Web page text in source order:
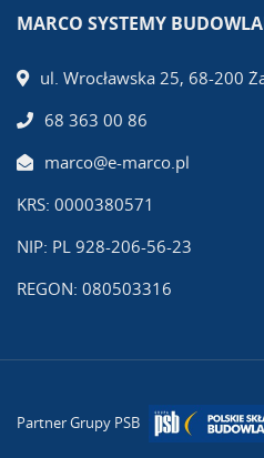
MARCO SYSTEMY
ul. Wrocławska 25, 68-200
68 363 00 86
marco@e-marco.pl
KRS: 0000380571
NIP: PL 928-206-56-23
REGON: 080503316
Partner Grupy PSB